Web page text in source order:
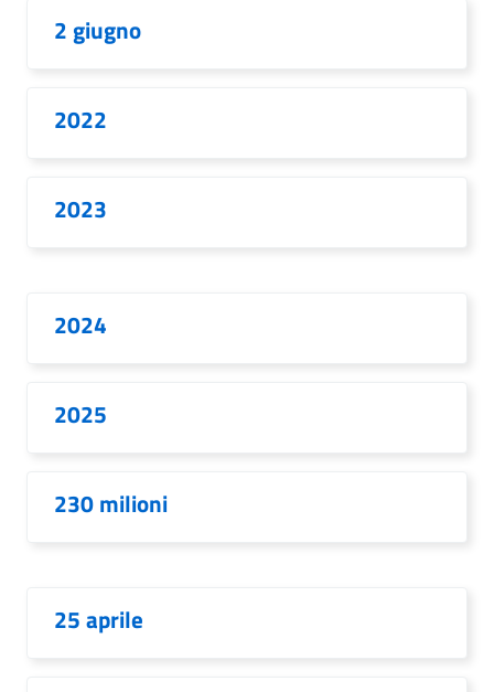
2 giugno
2022
2023
2024
2025
230 milioni
25 aprile